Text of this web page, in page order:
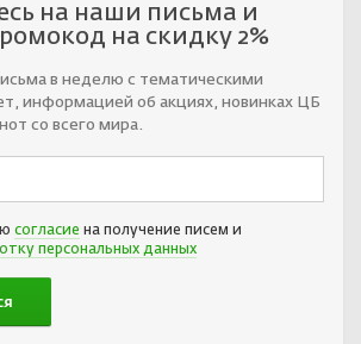
на наши письма и
на скидку 2%
в неделю с тематическими
информацией об акциях, новинках ЦБ
со всего мира.
согласие на получение писем и
персональных данных